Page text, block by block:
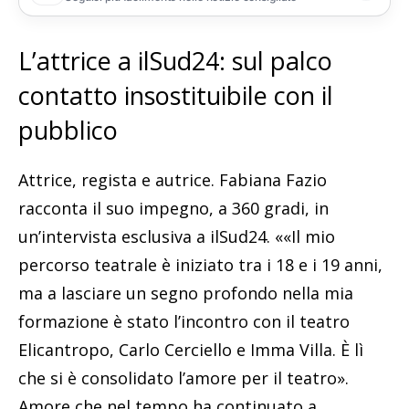
L’attrice a ilSud24: sul palco
contatto insostituibile con il
pubblico
Attrice, regista e autrice. Fabiana Fazio
racconta il suo impegno, a 360 gradi, in
un’intervista esclusiva a ilSud24. ««Il mio
percorso teatrale è iniziato tra i 18 e i 19 anni,
ma a lasciare un segno profondo nella mia
formazione è stato l’incontro con il teatro
Elicantropo, Carlo Cerciello e Imma Villa. È lì
che si è consolidato l’amore per il teatro».